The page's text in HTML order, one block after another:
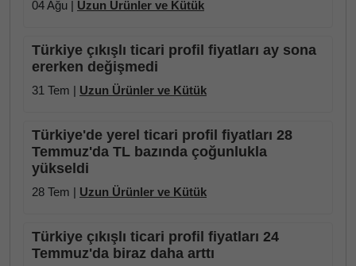
04 Ağu | Uzun Ürünler ve Kütük
Türkiye çıkışlı ticari profil fiyatları ay sona
ererken değişmedi
31 Tem | Uzun Ürünler ve Kütük
Türkiye'de yerel ticari profil fiyatları 28
Temmuz'da TL bazında çoğunlukla
yükseldi
28 Tem | Uzun Ürünler ve Kütük
Türkiye çıkışlı ticari profil fiyatları 24
Temmuz'da biraz daha arttı